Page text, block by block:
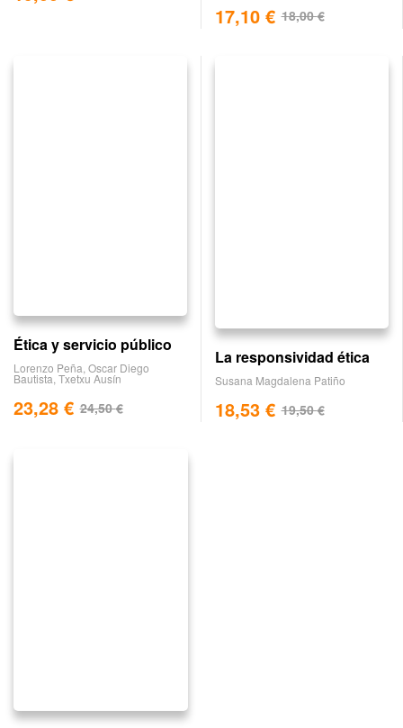
18,00€
17,10 €
Ética y servicio público
Lorenzo Peña Oscar Diego
Bautista Txetxu Ausín
24,50€
23,28 €
La responsividad ética
Susana Magdalena Patiño
19,50€
18,53 €